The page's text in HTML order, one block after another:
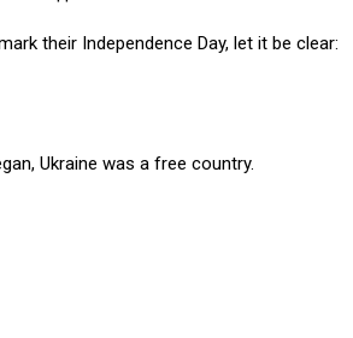
their Independence Day, let it be clear:
Ukraine was a free country.